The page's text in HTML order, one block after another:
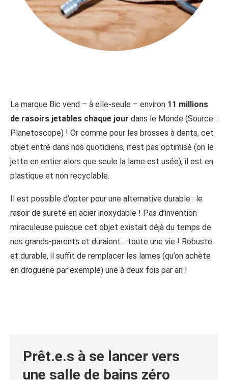
La marque Bic vend – à elle-seule – environ 11 millions
de rasoirs jetables chaque jour dans le Monde (Source :
Planetoscope) ! Or comme pour les brosses à dents, cet
objet entré dans nos quotidiens, n’est pas optimisé (on le
jette en entier alors que seule la lame est usée), il est en
plastique et non recyclable.
Il est possible d’opter pour une alternative durable : le
rasoir de sureté en acier inoxydable ! Pas d’invention
miraculeuse puisque cet objet existait déjà du temps de
nos grands-parents et duraient… toute une vie ! Robuste
et durable, il suffit de remplacer les lames (qu’on achète
en droguerie par exemple) une à deux fois par an !
Prêt.e.s à se lancer vers
une salle de bains zéro